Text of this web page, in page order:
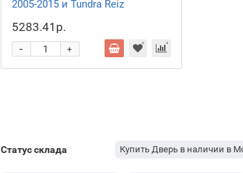
2005-2015 и Tundra Reiz
5283.41р.
+
-
Статус склада Купить Дверь в наличии в